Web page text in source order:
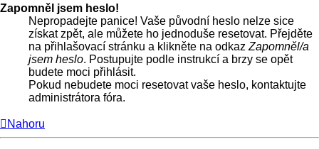
Zapomněl jsem heslo!
Nepropadejte panice! Vaše původní heslo nelze sice
získat zpět, ale můžete ho jednoduše resetovat. Přejděte
na přihlašovací stránku a klikněte na odkaz Zapomněl/a
jsem heslo. Postupujte podle instrukcí a brzy se opět
budete moci přihlásit.
Pokud nebudete moci resetovat vaše heslo, kontaktujte
administrátora fóra.
Nahoru